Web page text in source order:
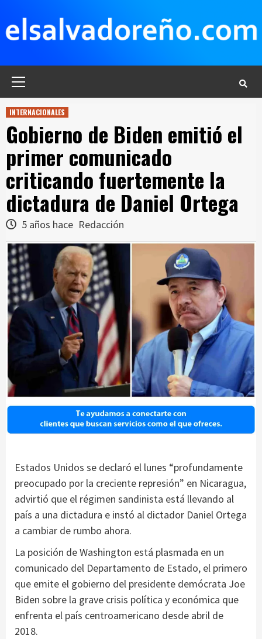
contenido
INTERNACIONALES
Gobierno de Biden emitió el
primer comunicado
criticando fuertemente la
dictadura de Daniel Ortega
5 años hace Redacción
Estados Unidos se declaró el lunes “profundamente
preocupado por la creciente represión” en Nicaragua,
advirtió que el régimen sandinista está llevando al
país a una dictadura e instó al dictador Daniel Ortega
a cambiar de rumbo ahora.
La posición de Washington está plasmada en un
comunicado del Departamento de Estado, el primero
que emite el gobierno del presidente demócrata Joe
Biden sobre la grave crisis política y económica que
enfrenta el país centroamericano desde abril de
2018.